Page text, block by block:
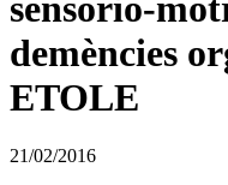
demències
ETOLE
21/02/2016